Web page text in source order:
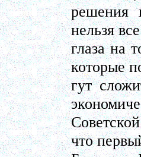
решения
нельзя
глаза на
которые
гут
что